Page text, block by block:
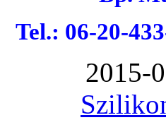
Tel.: 06-20-
2015-